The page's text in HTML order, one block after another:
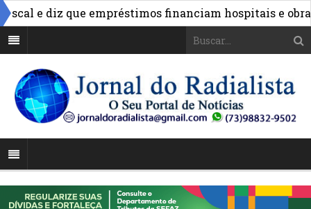
diz que empréstimos financiam hospitais e obras na